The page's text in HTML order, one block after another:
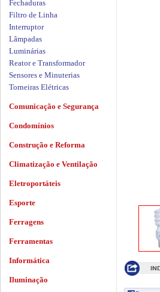
Fechaduras
Filtro de Linha
Interruptor
Lâmpadas
Luminárias
Reator e Transformador
Sensores e Minuterias
Torneiras Elétricas
Comunicação e Segurança
Condomínios
Construção e Reforma
Climatização e Ventilação
Eletroportáteis
Esporte
Ferragens
Ferramentas
Informática
Iluminação